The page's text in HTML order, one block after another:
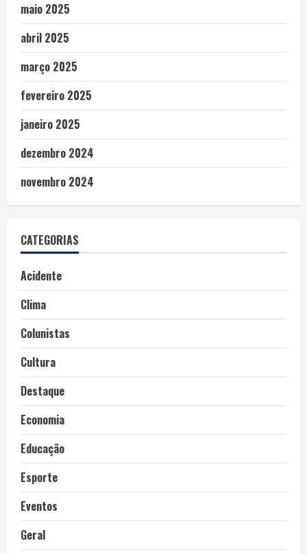
maio 2025
abril 2025
março 2025
fevereiro 2025
janeiro 2025
dezembro 2024
novembro 2024
CATEGORIAS
Acidente
Clima
Colunistas
Cultura
Destaque
Economia
Educação
Esporte
Eventos
Geral